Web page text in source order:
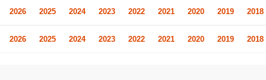
2026 2025 2024 2023 2022 2021 2020 2019 2018
2026 2025 2024 2023 2022 2021 2020 2019 2018